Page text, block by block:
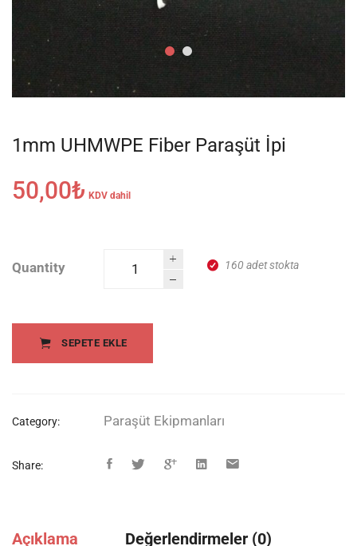
1mm UHMWPE Fiber Paraşüt İpi
50,00₺ KDV dahil
Quantity
1mm
160 adet stokta
SEPETE EKLE
Category: Paraşüt Ekipmanları
Share:
Açıklama Değerlendirmeler (0)